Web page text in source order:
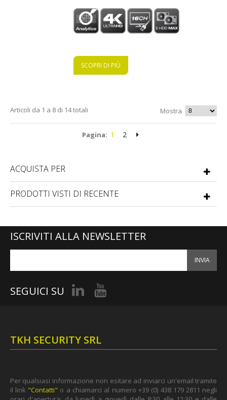
SCOPRI DI PIÙ
Articoli da 1 a 8 di 14 totali Mostra
Pagina: 1 2
ACQUISTA PER
PRODOTTI VISTI DI RECENTE
ISCRIVITI ALLA NEWSLETTER
INVIA
SEGUICI SU
TKH SECURITY SRL
Per qualsiasi informazione non esitare ad inviarci un'email tramite
il link "Contatti" o a chiamarci al numero +39 (0) 438 179 2811 negli